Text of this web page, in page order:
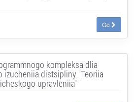
Go
kompleksa dlia
izucheniia distsipliny "Teoriia
upravleniia"